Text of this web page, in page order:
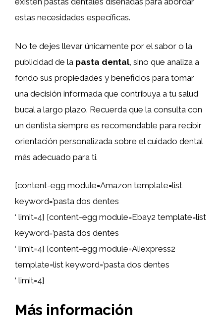
estas necesidades específicas.
No te dejes llevar únicamente por el sabor o la
publicidad de la pasta dental, sino que analiza a
fondo sus propiedades y beneficios para tomar
una decisión informada que contribuya a tu salud
bucal a largo plazo. Recuerda que la consulta con
un dentista siempre es recomendable para recibir
orientación personalizada sobre el cuidado dental
más adecuado para ti.
[content-egg module=Amazon template=list
keyword=’pasta dos dentes
‘ limit=4] [content-egg module=Ebay2 template=list
keyword=’pasta dos dentes
‘ limit=4] [content-egg module=Aliexpress2
template=list keyword=’pasta dos dentes
‘ limit=4]
Más información